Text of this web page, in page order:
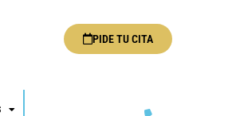
PIDE TU CITA